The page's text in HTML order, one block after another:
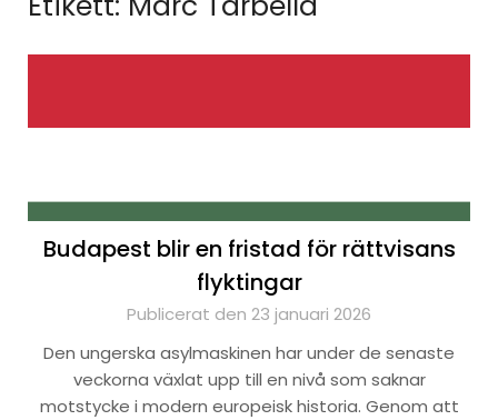
Budapest blir en fristad för rättvisans
flyktingar
Publicerat den 23 januari 2026
Den ungerska asylmaskinen har under de senaste
veckorna växlat upp till en nivå som saknar
motstycke i modern europeisk historia. Genom att